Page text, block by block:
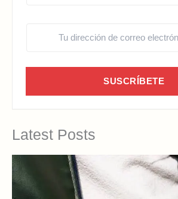
SUSCRÍBETE
Latest Posts